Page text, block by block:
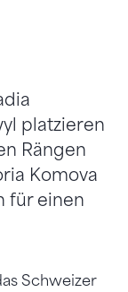
platzieren
Rängen
Komova
für einen
Schweizer